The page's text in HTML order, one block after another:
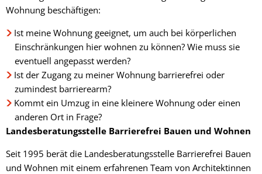
Stellenangebote/Ausbildung
Praktikum
Vergaben
Öffentliche Bekanntmachungen
Bankverbindungen
Leitbild der Kreisverwaltung
Kreishaus & Fritz von Wille
Kommunalwahl 2024
Landrat
Radverkehr
Über uns
Orange
Seniorinnen und Senioren
Pflege
Ehrenamtliche Vormundschaft
Kulturpreis des Landkreises
Wohnung beschäftigen:
Ist meine Wohnung geeignet, um auch bei körperlichen
Einschränkungen hier wohnen zu können? Wie muss sie
eventuell angepasst werden?
Ist der Zugang zu meiner Wohnung barrierefrei oder
zumindest barrierearm?
Kommt ein Umzug in eine kleinere Wohnung oder einen
anderen Ort in Frage?
Landesberatungsstelle Barrierefrei Bauen und Wohnen
Seit 1995 berät die Landesberatungsstelle Barrierefrei Bauen
und Wohnen mit einem erfahrenen Team von Architektinnen